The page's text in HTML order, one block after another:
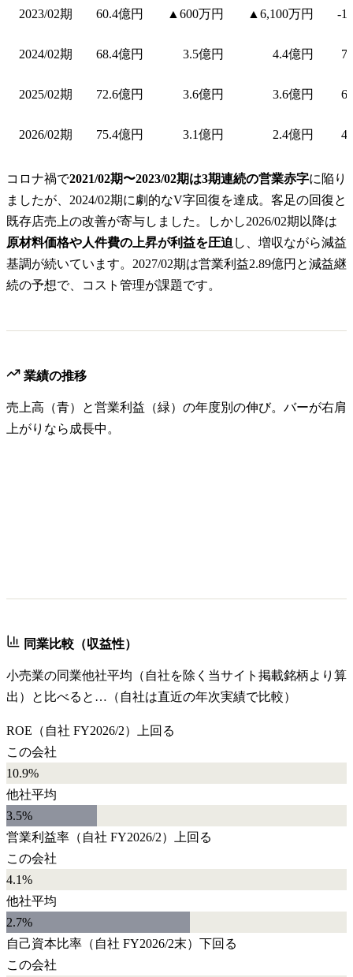
2023/02期 60.4億円 ▲600万円 ▲6,100万円 -
2024/02期 68.4億円 3.5億円 4.4億円
2025/02期 72.6億円 3.6億円 3.6億円
2026/02期 75.4億円 3.1億円 2.4億円
コロナ禍で2021/02期〜2023/02期は3期連続の営業赤字に陥り
ましたが、2024/02期に劇的なV字回復を達成。客足の回復と
既存店売上の改善が寄与しました。しかし2026/02期以降は
原材料価格や人件費の上昇が利益を圧迫 し、増収ながら減益
基調が続いています。2027/02期は営業利益2.89億円と減益継
続の予想で、コスト管理が課題です。
業績の推移
売上高（青）と営業利益（緑）の年度別の伸び。バーが右肩
上がりなら成長中。
同業比較（収益性）
小売業の同業他社平均（自社を除く当サイト掲載銘柄より算
出）と比べると…（自社は直近の年次実績で比較）
ROE （自社 FY2026/2）
上回る
この会社
10.9%
他社平均
3.5%
営業利益率 （自社 FY2026/2）
上回る
この会社
4.1%
他社平均
2.7%
自己資本比率 （自社 FY2026/2末） 下回る
この会社